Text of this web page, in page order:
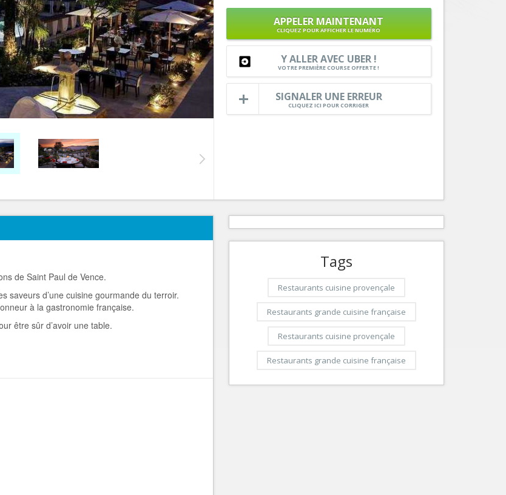
Mode, ...
Loisirs
Plages, sports, ...
Services
Tourisme, ...
Nice le petit Marais Niçois
Nice la plaine du Var
Nice Aéroport
APPELER MAINTENANT
CLIQUEZ POUR AFFICHER LE NUMÉRO
Y ALLER AVEC UBER !
VOTRE PREMIÈRE COURSE OFFERTE !
SIGNALER UNE ERREUR
CLIQUEZ ICI POUR CORRIGER
de Saint Paul de Vence.
saveurs d’une cuisine gourmande du terroir.
à la gastronomie française.
être sûr d’avoir une table.
Tags
Restaurants cuisine provençale
Restaurants grande cuisine française
Restaurants cuisine provençale
Restaurants grande cuisine française